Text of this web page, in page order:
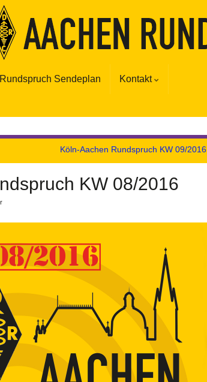
Rundspruch Sendeplan Kontakt
Köln-Aachen Rundspruch KW 09/2016
KW 08/2016